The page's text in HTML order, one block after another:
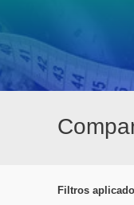
Filtros